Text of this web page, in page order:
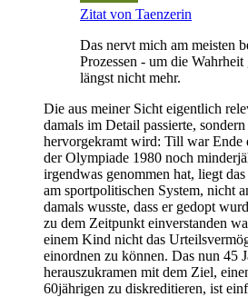
Zitat von Taenzerin
Das nervt mich am meisten
Prozessen - um die Wahrheit
längst nicht mehr.
Die aus meiner Sicht eigentlich
damals im Detail passierte,
hervorgekramt wird: Till war Ende
der Olympiade 1980 noch
irgendwas genommen hat, liegt
am sportpolitischen System, nicht
damals wusste, dass er gedopt
zu dem Zeitpunkt einverstanden
einem Kind nicht das
einordnen zu können. Das nun 45
herauszukramen mit dem Ziel,
60jährigen zu diskreditieren, ist